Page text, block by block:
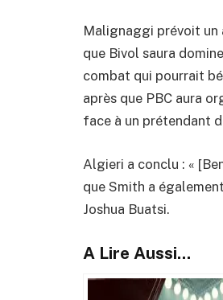
Malignaggi prévoit
que Bivol saura
combat qui pourrait
après que PBC aura
face à un prétendant
Algieri a conclu : «
que Smith a
Joshua Buatsi.
A Lire Aussi...